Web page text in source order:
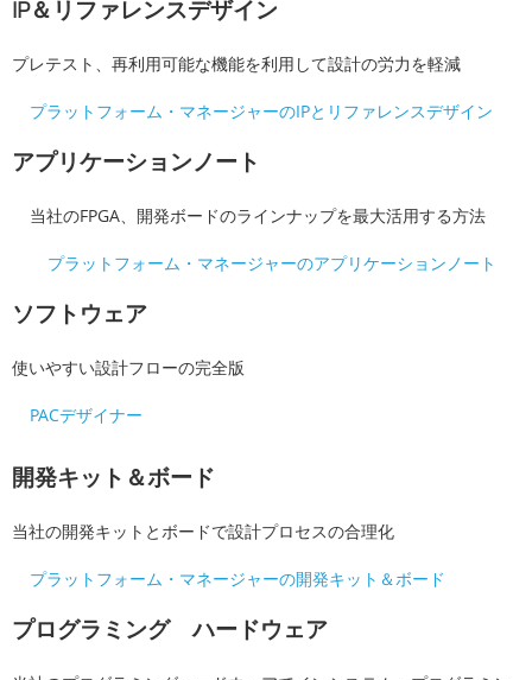
IP＆リファレンスデザイン
プレテスト、再利用可能な機能を利用して設計の労力を軽減
プラットフォーム・マネージャーのIPとリファレンスデザイン
アプリケーションノート
当社のFPGA、開発ボードのラインナップを最大活用する方法
プラットフォーム・マネージャーのアプリケーションノート
ソフトウェア
使いやすい設計フローの完全版
PACデザイナー
開発キット＆ボード
当社の開発キットとボードで設計プロセスの合理化
プラットフォーム・マネージャーの開発キット＆ボード
プログラミング ハードウェア